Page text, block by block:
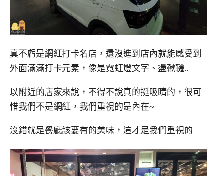
真不虧是網紅打卡名店，還沒進到店內就能感受到
外面滿滿打卡元素，像是霓虹燈文字、盪鞦韆..
以附近的店家來說，不得不說真的挺吸睛的，很可
惜我們不是網紅，我們重視的是內在~
沒錯就是餐廳該要有的美味，這才是我們重視的